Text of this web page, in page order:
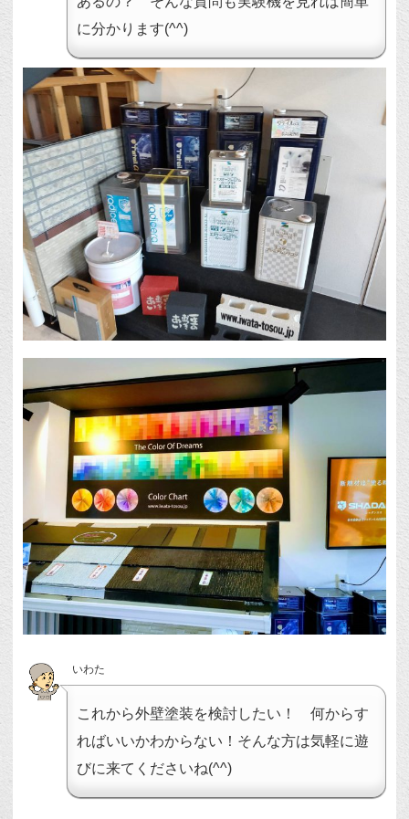
に分かります(^^)
いわた
これから外壁塗装を検討したい！ 何からす
ればいいかわからない！そんな方は気軽に遊
びに来てくださいね(^^)